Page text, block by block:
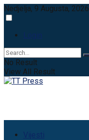
Nedjelja, 9 Augusta, 2026
Login
No Result
View All Result
Vijesti